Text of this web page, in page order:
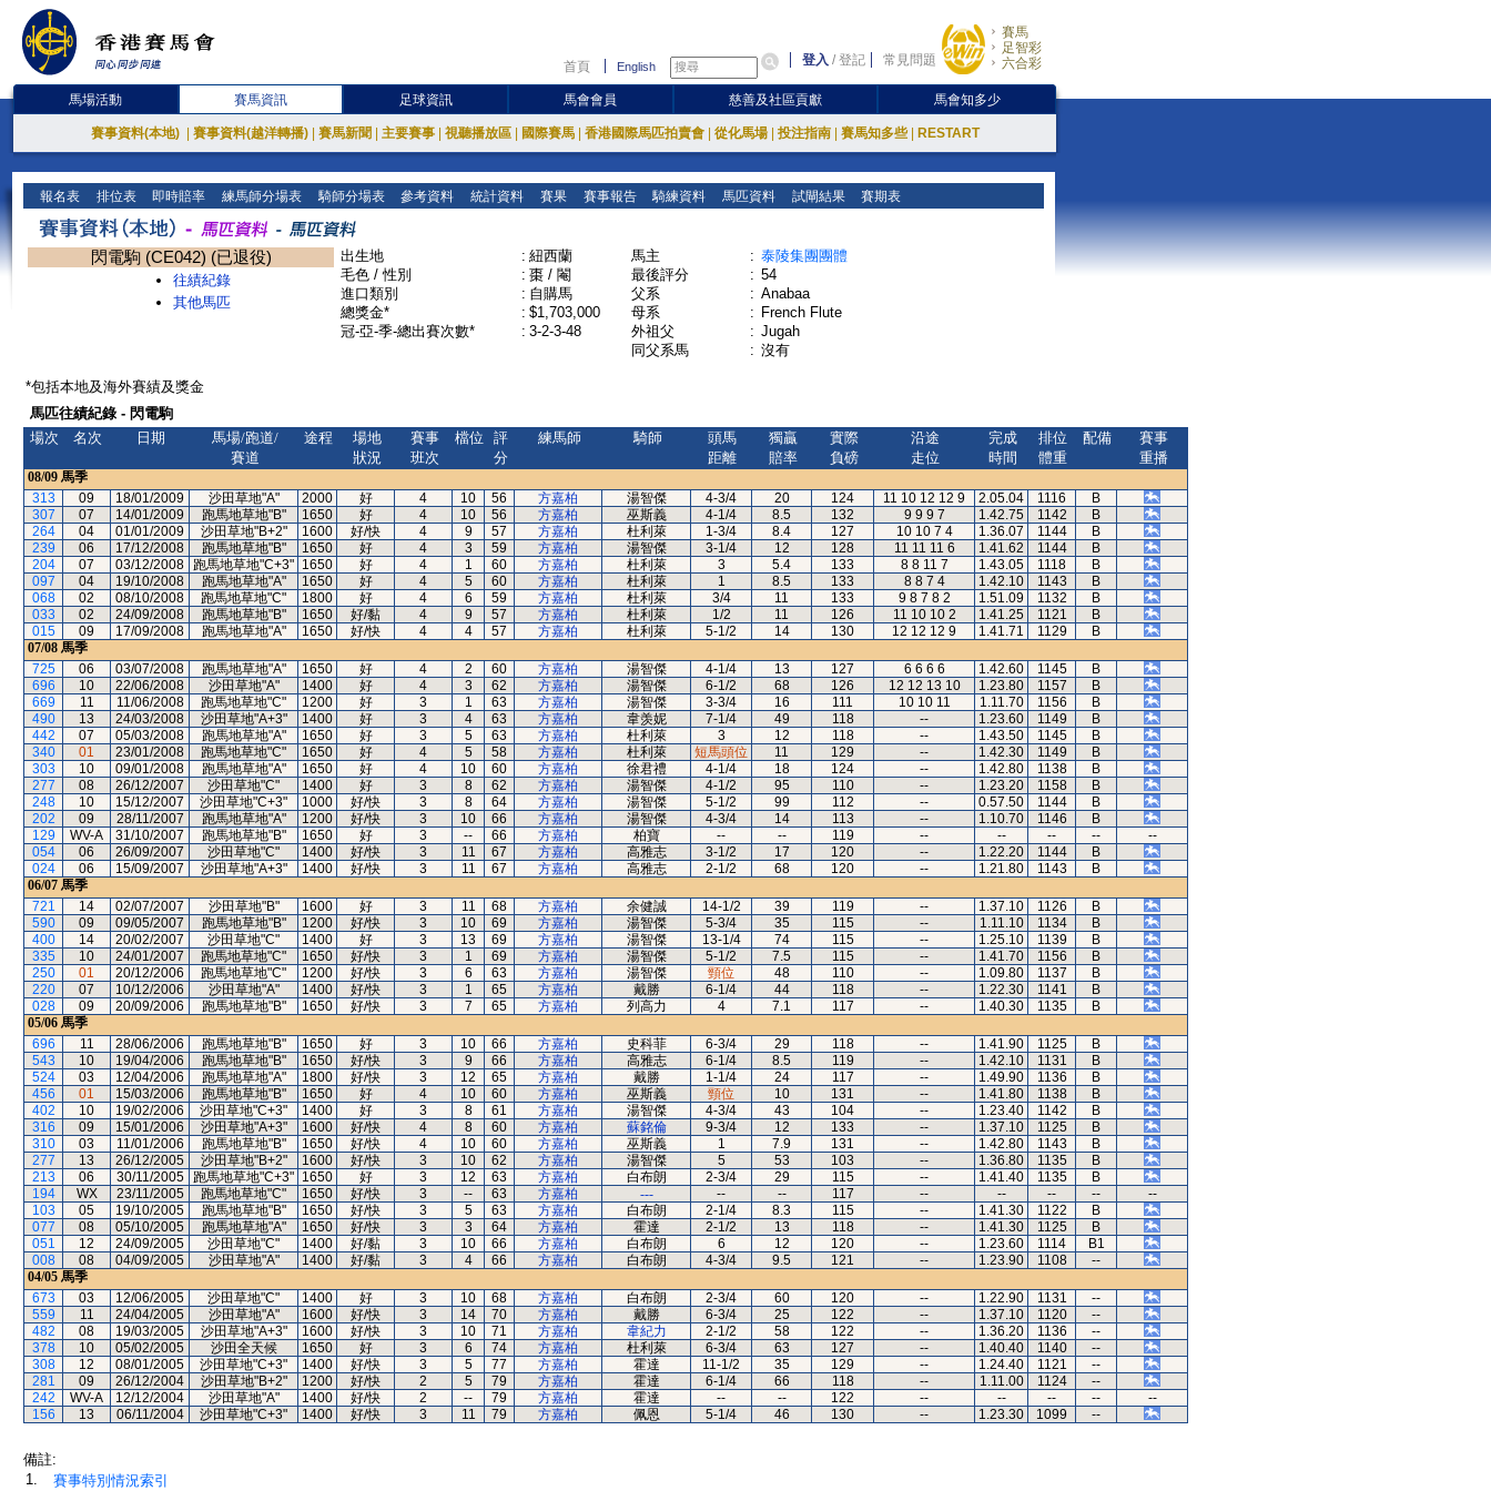
首頁 English 登入 /登記 常見問題
賽馬
足智彩
六合彩
馬場活動 賽馬資訊 足球資訊 馬會會員 慈善及社區貢獻 馬會知多少
賽事資料(本地) 賽事資料(越洋轉播) 賽馬新聞 主要賽事 視聽播放區 國際賽馬 香港國際馬匹拍賣會 從化馬場 投注指南 賽馬知多些 RESTART
報名表 排位表 即時賠率 練馬師分場表 騎師分場表 參考資料 統計資料 賽果 賽事報告 騎練資料 馬匹資料 試閘結果 賽期表
閃電駒 (CE042) (已退役)
往績紀錄
其他馬匹
出生地 : 紐西蘭
毛色 / 性別
: 棗 / 閹
進口類別
: 自購馬
總獎金*
: $1,703,000
冠-亞-季-總出賽次數*
: 3-2-3-48
馬主 : 泰陵集團團體
最後評分
: 54
父系
: Anabaa
母系
: French Flute
外祖父
: Jugah
同父系馬
: 沒有
*包括本地及海外賽績及獎金
馬匹往績紀錄 - 閃電駒
場次
名次 日期
馬場/跑道/
賽道
途程
場地
狀況
賽事
班次
檔位
評
分
練馬師 騎師
頭馬
距離
獨贏
賠率
實際
負磅
沿途
走位
完成
時間
排位
體重
配備
賽事
重播
08/09 馬季
313
09 18/01/2009 沙田草地"A" 2000 好 4 10 56 方嘉柏 湯智傑 4-3/4 20 124 11 10 12 12 9 2.05.04 1116
B
307
07 14/01/2009 跑馬地草地"B" 1650 好 4 10 56 方嘉柏 巫斯義 4-1/4 8.5 132 9 9 9 7 1.42.75 1142
B
264
04 01/01/2009 沙田草地"B+2" 1600 好/快 4 9 57 方嘉柏 杜利萊 1-3/4 8.4 127 10 10 7 4 1.36.07 1144
B
239
06 17/12/2008 跑馬地草地"B" 1650 好 4 3 59 方嘉柏 湯智傑 3-1/4 12 128 11 11 11 6 1.41.62 1144
B
204
07 03/12/2008 跑馬地草地"C+3" 1650 好 4 1 60 方嘉柏 杜利萊 3 5.4 133 8 8 11 7 1.43.05 1118
B
097
04 19/10/2008 跑馬地草地"A" 1650 好 4 5 60 方嘉柏 杜利萊 1 8.5 133 8 8 7 4 1.42.10 1143
B
068
02 08/10/2008 跑馬地草地"C" 1800 好 4 6 59 方嘉柏 杜利萊 3/4 11 133 9 8 7 8 2 1.51.09 1132
B
033
02 24/09/2008 跑馬地草地"B" 1650 好/黏 4 9 57 方嘉柏 杜利萊 1/2 11 126 11 10 10 2 1.41.25 1121
B
015
09 17/09/2008 跑馬地草地"A" 1650 好/快 4 4 57 方嘉柏 杜利萊 5-1/2 14 130 12 12 12 9 1.41.71 1129
B
07/08 馬季
725
06 03/07/2008 跑馬地草地"A" 1650 好 4 2 60 方嘉柏 湯智傑 4-1/4 13 127 6 6 6 6 1.42.60 1145
B
696
10 22/06/2008 沙田草地"A" 1400 好 4 3 62 方嘉柏 湯智傑 6-1/2 68 126 12 12 13 10 1.23.80 1157
B
669
11 11/06/2008 跑馬地草地"C" 1200 好 3 1 63 方嘉柏 湯智傑 3-3/4 16 111 10 10 11 1.11.70 1156
B
490
13 24/03/2008 沙田草地"A+3" 1400 好 3 4 63 方嘉柏 韋羡妮 7-1/4 49 118 -- 1.23.60 1149
B
442
07 05/03/2008 跑馬地草地"A" 1650 好 3 5 63 方嘉柏 杜利萊 3 12 118 -- 1.43.50 1145
B
340
01 23/01/2008 跑馬地草地"C" 1650 好 4 5 58 方嘉柏 杜利萊 短馬頭位 11 129 -- 1.42.30 1149
B
303
10 09/01/2008 跑馬地草地"A" 1650 好 4 10 60 方嘉柏 徐君禮 4-1/4 18 124 -- 1.42.80 1138
B
277
08 26/12/2007 沙田草地"C" 1400 好 3 8 62 方嘉柏 湯智傑 4-1/2 95 110 -- 1.23.20 1158
B
248
10 15/12/2007 沙田草地"C+3" 1000 好/快 3 8 64 方嘉柏 湯智傑 5-1/2 99 112 -- 0.57.50 1144
B
202
09 28/11/2007 跑馬地草地"A" 1200 好/快 3 10 66 方嘉柏 湯智傑 4-3/4 14 113 -- 1.10.70 1146
B
129
WV-A 31/10/2007 跑馬地草地"B" 1650 好 3 -- 66 方嘉柏 柏寶 -- -- 119 -- -- -- --
--
054
06 26/09/2007 沙田草地"C" 1400 好/快 3 11 67 方嘉柏 高雅志 3-1/2 17 120 -- 1.22.20 1144
B
024
06 15/09/2007 沙田草地"A+3" 1400 好/快 3 11 67 方嘉柏 高雅志 2-1/2 68 120 -- 1.21.80 1143
B
06/07 馬季
721
14 02/07/2007 沙田草地"B" 1600 好 3 11 68 方嘉柏 余健誠 14-1/2 39 119 -- 1.37.10 1126
B
590
09 09/05/2007 跑馬地草地"B" 1200 好/快 3 10 69 方嘉柏 湯智傑 5-3/4 35 115 -- 1.11.10 1134
B
400
14 20/02/2007 沙田草地"C" 1400 好 3 13 69 方嘉柏 湯智傑 13-1/4 74 115 -- 1.25.10 1139
B
335
10 24/01/2007 跑馬地草地"C" 1650 好/快 3 1 69 方嘉柏 湯智傑 5-1/2 7.5 115 -- 1.41.70 1156
B
250
01 20/12/2006 跑馬地草地"C" 1200 好/快 3 6 63 方嘉柏 湯智傑 頸位 48 110 -- 1.09.80 1137
B
220
07 10/12/2006 沙田草地"A" 1400 好/快 3 1 65 方嘉柏 戴勝 6-1/4 44 118 -- 1.22.30 1141
B
028
09 20/09/2006 跑馬地草地"B" 1650 好/快 3 7 65 方嘉柏 列高力 4 7.1 117 -- 1.40.30 1135
B
05/06 馬季
696
11 28/06/2006 跑馬地草地"B" 1650 好 3 10 66 方嘉柏 史科菲 6-3/4 29 118 -- 1.41.90 1125
B
543
10 19/04/2006 跑馬地草地"B" 1650 好/快 3 9 66 方嘉柏 高雅志 6-1/4 8.5 119 -- 1.42.10 1131
B
524
03 12/04/2006 跑馬地草地"A" 1800 好/快 3 12 65 方嘉柏 戴勝 1-1/4 24 117 -- 1.49.90 1136
B
456
01 15/03/2006 跑馬地草地"B" 1650 好 4 10 60 方嘉柏 巫斯義 頸位 10 131 -- 1.41.80 1138
B
402
10 19/02/2006 沙田草地"C+3" 1400 好 3 8 61 方嘉柏 湯智傑 4-3/4 43 104 -- 1.23.40 1142
B
316
09 15/01/2006 沙田草地"A+3" 1600 好/快 4 8 60 方嘉柏 蘇銘倫 9-3/4 12 133 -- 1.37.10 1125
B
310
03 11/01/2006 跑馬地草地"B" 1650 好/快 4 10 60 方嘉柏 巫斯義 1 7.9 131 -- 1.42.80 1143
B
277
13 26/12/2005 沙田草地"B+2" 1600 好/快 3 10 62 方嘉柏 湯智傑 5 53 103 -- 1.36.80 1135
B
213
06 30/11/2005 跑馬地草地"C+3" 1650 好 3 12 63 方嘉柏 白布朗 2-3/4 29 115 -- 1.41.40 1135
B
194
WX 23/11/2005 跑馬地草地"C" 1650 好/快 3 -- 63 方嘉柏 --- -- -- 117 -- -- -- --
--
103
05 19/10/2005 跑馬地草地"B" 1650 好/快 3 5 63 方嘉柏 白布朗 2-1/4 8.3 115 -- 1.41.30 1122
B
077
08 05/10/2005 跑馬地草地"A" 1650 好/快 3 3 64 方嘉柏 霍達 2-1/2 13 118 -- 1.41.30 1125
B
051
12 24/09/2005 沙田草地"C" 1400 好/黏 3 10 66 方嘉柏 白布朗 6 12 120 -- 1.23.60 1114
B1
008
08 04/09/2005 沙田草地"A" 1400 好/黏 3 4 66 方嘉柏 白布朗 4-3/4 9.5 121 -- 1.23.90 1108
--
04/05 馬季
673
03 12/06/2005 沙田草地"C" 1400 好 3 10 68 方嘉柏 白布朗 2-3/4 60 120 -- 1.22.90 1131
--
559
11 24/04/2005 沙田草地"A" 1600 好/快 3 14 70 方嘉柏 戴勝 6-3/4 25 122 -- 1.37.10 1120
--
482
08 19/03/2005 沙田草地"A+3" 1600 好/快 3 10 71 方嘉柏 韋紀力 2-1/2 58 122 -- 1.36.20 1136
--
378
10 05/02/2005 沙田全天候 1650 好 3 6 74 方嘉柏 杜利萊 6-3/4 63 127 -- 1.40.40 1140
--
308
12 08/01/2005 沙田草地"C+3" 1400 好/快 3 5 77 方嘉柏 霍達 11-1/2 35 129 -- 1.24.40 1121
--
281
09 26/12/2004 沙田草地"B+2" 1200 好/快 2 5 79 方嘉柏 霍達 6-1/4 66 118 -- 1.11.00 1124
--
242
WV-A 12/12/2004 沙田草地"A" 1400 好/快 2 -- 79 方嘉柏 霍達 -- -- 122 -- -- -- --
--
156
13 06/11/2004 沙田草地"C+3" 1400 好/快 3 11 79 方嘉柏 佩恩 5-1/4 46 130 -- 1.23.30 1099 --
備註:
1.
賽事特別情況索引